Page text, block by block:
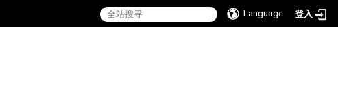
Language 登入